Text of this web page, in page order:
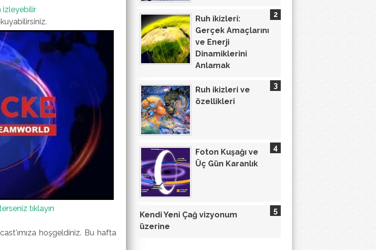
izleyebilir
tıklayın
hoşgeldiniz. Bu hafta
Ruh ikizleri:
Gerçek Amaçlarını
ve Enerji
Dinamiklerini
Anlamak
Ruh ikizleri ve
özellikleri
Foton Kuşağı ve
Üç Gün Karanlık
Kendi Yeni Çağ vizyonum
üzerine